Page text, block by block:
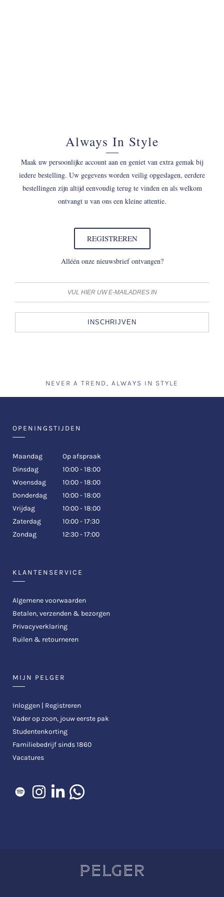
Always In Style
Maak uw persoonlijke account aan en geniet van extra gemak bij
iedere bestelling. Uw gegevens worden veilig opgeslagen, eerdere
bestellingen zijn altijd eenvoudig terug te vinden en als welkom
ontvangt u van ons een kleine attentie.
REGISTREREN
Alléén onze nieuwsbrief ontvangen?
INSCHRIJVEN
NEVER A TREND, ALWAYS IN STYLE
OPENINGSTIJDEN
Maandag
Op afspraak
Dinsdag
10:00 - 18:00
Woensdag
10:00 - 18:00
Donderdag
10:00 - 18:00
Vrijdag
10:00 - 18:00
Zaterdag
10:00 - 17:30
Zondag
12:30 - 17:00
KLANTENSERVICE
Algemene voorwaarden
Betalen, verzenden & bezorgen
Privacyverklaring
Ruilen & retourneren
MIJN PELGER
Inloggen | Registreren
Vader op zoon, jouw eerste pak
Studentenkorting
Familiebedrijf sinds 1860
Vacatures